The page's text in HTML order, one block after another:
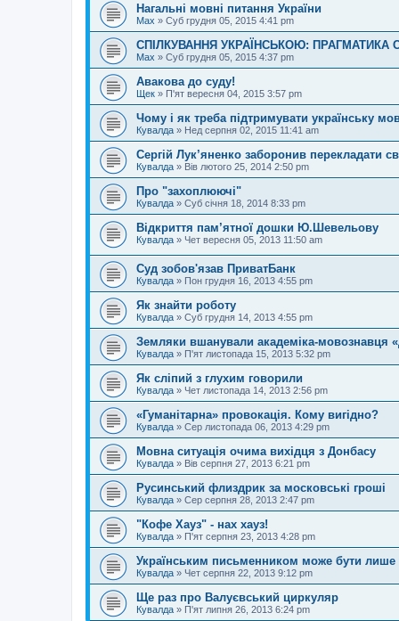
Нагальні мовні питання України
Max » Суб грудня 05, 2015 4:41 pm
СПІЛКУВАННЯ УКРАЇНСЬКОЮ: ПРАГМАТИКА
Max » Суб грудня 05, 2015 4:37 pm
Авакова до суду!
Щек » П'ят вересня 04, 2015 3:57 pm
Чому і як треба підтримувати українську
Кувалда » Нед серпня 02, 2015 11:41 am
Сергій Лук’яненко заборонив перекладати
Кувалда » Вів лютого 25, 2014 2:50 pm
Про "захоплюючі"
Кувалда » Суб січня 18, 2014 8:33 pm
Відкриття пам’ятної дошки Ю.Шевельову
Кувалда » Чет вересня 05, 2013 11:50 am
Суд зобов'язав ПриватБанк
Кувалда » Пон грудня 16, 2013 4:55 pm
Як знайти роботу
Кувалда » Суб грудня 14, 2013 4:55 pm
Земляки вшанували академіка-мовознавця
Кувалда » П'ят листопада 15, 2013 5:32 pm
Як сліпий з глухим говорили
Кувалда » Чет листопада 14, 2013 2:56 pm
«Гуманітарна» провокація. Кому вигідно?
Кувалда » Сер листопада 06, 2013 4:29 pm
Мовна ситуація очима вихідця з Донбасу
Кувалда » Вів серпня 27, 2013 6:21 pm
Русинський флиздрик за московські гроші
Кувалда » Сер серпня 28, 2013 2:47 pm
"Кофе Хауз" - нах хауз!
Кувалда » П'ят серпня 23, 2013 4:28 pm
Українським письменником може бути лише
Кувалда » Чет серпня 22, 2013 9:12 pm
Ще раз про Валуєвський циркуляр
Кувалда » П'ят липня 26, 2013 6:24 pm